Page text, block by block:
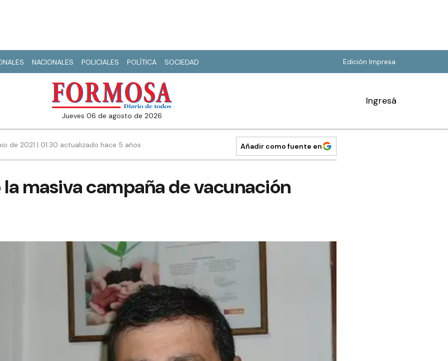
NACIONALES POLICIALES POLÍTICA SOCIEDAD Edición Impresa
jueves 06 de agosto de 2026
Ingresá
de 2021 | 01:30 actualizado hace 5 años Añadir como fuente en
la masiva campaña de vacunación